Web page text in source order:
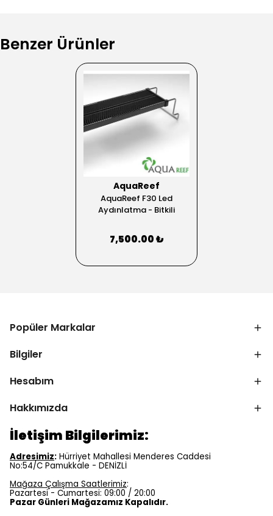
Benzer Ürünler
AquaReef
AquaReef F30 Led
Aydınlatma - Bitkili
7,500.00 ₺
Popüler Markalar
Bilgiler
Hesabım
Hakkımızda
İletişim Bilgilerimiz:
Adresimiz: Hürriyet Mahallesi Menderes Caddesi
No:54/C Pamukkale - DENİZLİ
Mağaza Çalışma Saatlerimiz:
Pazartesi - Cumartesi: 09:00 / 20:00
Pazar Günleri Mağazamız Kapalıdır.